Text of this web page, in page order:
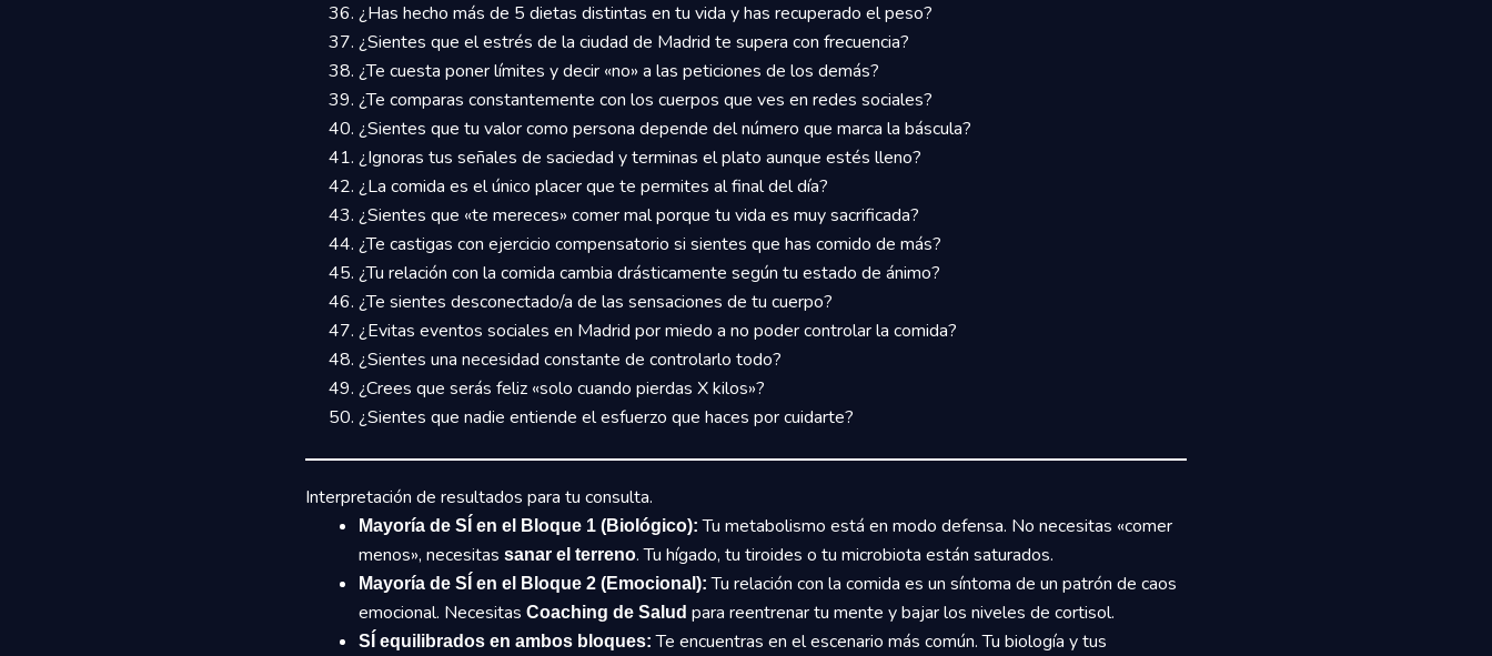
¿Has hecho más de 5 dietas distintas en tu vida y has recuperado el peso?
¿Sientes que el estrés de la ciudad de Madrid te supera con frecuencia?
¿Te cuesta poner límites y decir «no» a las peticiones de los demás?
¿Te comparas constantemente con los cuerpos que ves en redes sociales?
¿Sientes que tu valor como persona depende del número que marca la báscula?
¿Ignoras tus señales de saciedad y terminas el plato aunque estés lleno?
¿La comida es el único placer que te permites al final del día?
¿Sientes que «te mereces» comer mal porque tu vida es muy sacrificada?
¿Te castigas con ejercicio compensatorio si sientes que has comido de más?
¿Tu relación con la comida cambia drásticamente según tu estado de ánimo?
¿Te sientes desconectado/a de las sensaciones de tu cuerpo?
¿Evitas eventos sociales en Madrid por miedo a no poder controlar la comida?
¿Sientes una necesidad constante de controlarlo todo?
¿Crees que serás feliz «solo cuando pierdas X kilos»?
¿Sientes que nadie entiende el esfuerzo que haces por cuidarte?
Interpretación de resultados para tu consulta.
Mayoría de SÍ en el Bloque 1 (Biológico): Tu metabolismo está en modo defensa. No necesitas «comer
menos», necesitas sanar el terreno. Tu hígado, tu tiroides o tu microbiota están saturados.
Mayoría de SÍ en el Bloque 2 (Emocional): Tu relación con la comida es un síntoma de un patrón de caos
emocional. Necesitas Coaching de Salud para reentrenar tu mente y bajar los niveles de cortisol.
SÍ equilibrados en ambos bloques: Te encuentras en el escenario más común. Tu biología y tus